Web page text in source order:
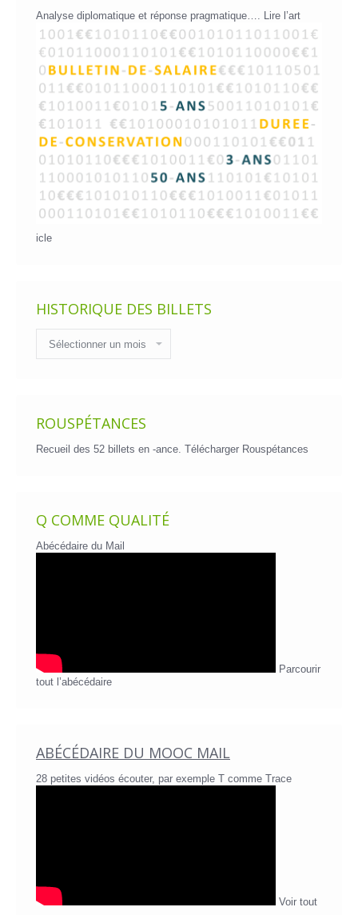
Analyse diplomatique et réponse pragmatique…. Lire l’art
icle
HISTORIQUE DES BILLETS
des
billets
ROUSPÉTANCES
Recueil des 52 billets en -ance. Télécharger Rouspétances
Q COMME QUALITÉ
Abécédaire du Mail
Parcourir
tout l’abécédaire
ABÉCÉDAIRE DU MOOC MAIL
28 petites vidéos écouter, par exemple T comme Trace
Voir tout